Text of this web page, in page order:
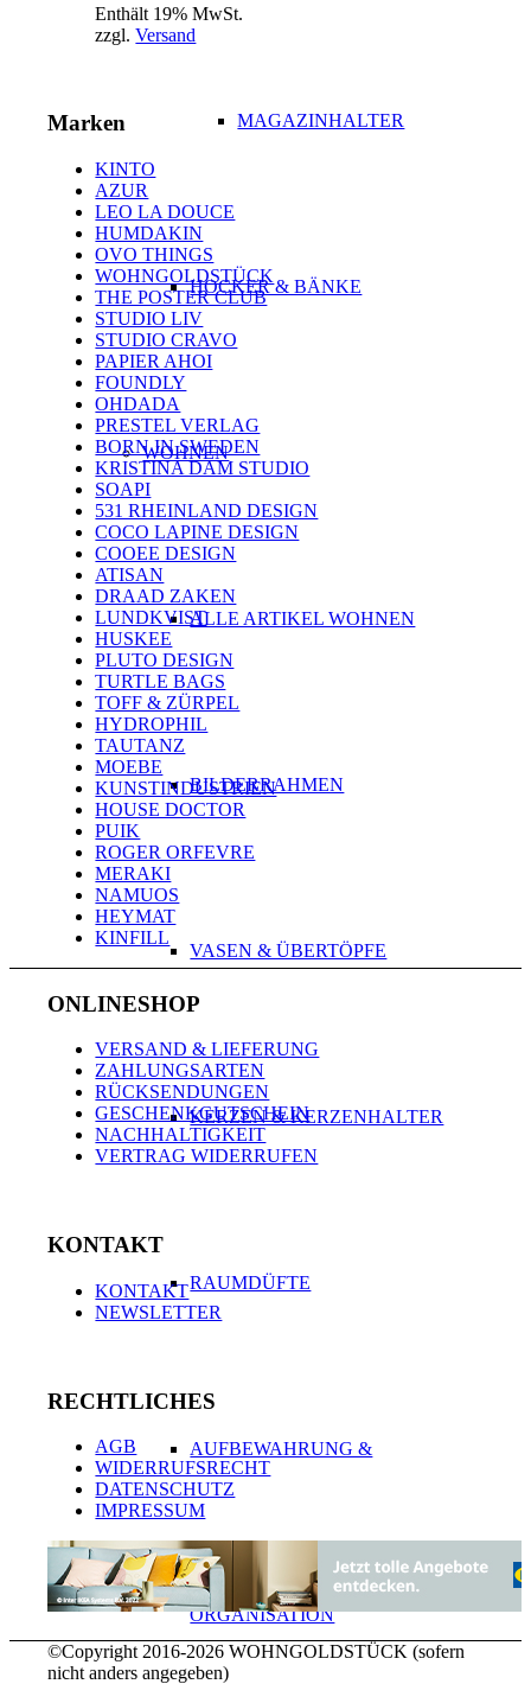
MAGAZINHALTER
HOCKER & BÄNKE
WOHNEN
ALLE ARTIKEL WOHNEN
BILDERRAHMEN
VASEN & ÜBERTÖPFE
KERZEN & KERZENHALTER
RAUMDÜFTE
AUFBEWAHRUNG &
ORGANISATION
Enthält 19% MwSt.
zzgl.Versand
Marken
KINTO
AZUR
LEO LA DOUCE
HUMDAKIN
OVO THINGS
WOHNGOLDSTÜCK
THE POSTER CLUB
STUDIO LIV
STUDIO CRAVO
PAPIER AHOI
FOUNDLY
OHDADA
PRESTEL VERLAG
BORN IN SWEDEN
KRISTINA DAM STUDIO
SOAPI
531 RHEINLAND DESIGN
COCO LAPINE DESIGN
COOEE DESIGN
ATISAN
DRAAD ZAKEN
LUNDKVIST
HUSKEE
PLUTO DESIGN
TURTLE BAGS
TOFF & ZÜRPEL
HYDROPHIL
TAUTANZ
MOEBE
KUNSTINDUSTRIEN
HOUSE DOCTOR
PUIK
ROGER ORFEVRE
MERAKI
NAMUOS
HEYMAT
KINFILL
ONLINESHOP
VERSAND & LIEFERUNG
ZAHLUNGSARTEN
RÜCKSENDUNGEN
GESCHENKGUTSCHEIN
NACHHALTIGKEIT
VERTRAG WIDERRUFEN
KONTAKT
KONTAKT
NEWSLETTER
RECHTLICHES
AGB
WIDERRUFSRECHT
DATENSCHUTZ
IMPRESSUM
©Copyright 2016-2026 WOHNGOLDSTÜCK (sofern
nicht anders angegeben)